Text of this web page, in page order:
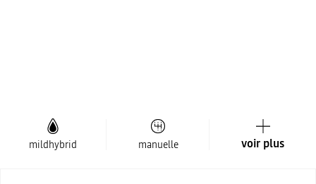
mildhybrid manuelle voir plus